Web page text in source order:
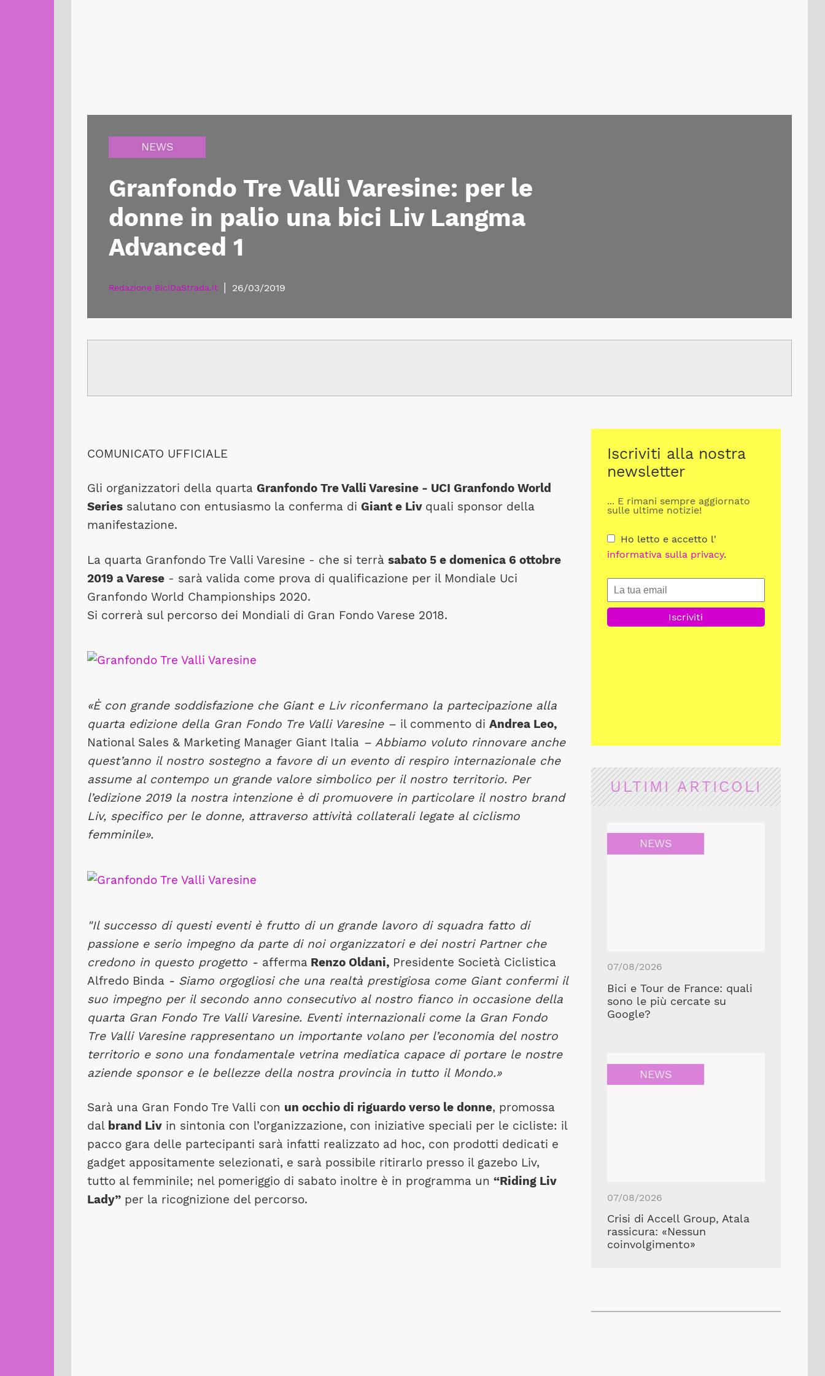
NEWS
Granfondo Tre Valli Varesine: per le
donne in palio una bici Liv Langma
Advanced 1
Redazione BiciDaStrada.it | 26/03/2019
COMUNICATO UFFICIALE
Gli organizzatori della quarta Granfondo Tre Valli Varesine - UCI Granfondo World
Series salutano con entusiasmo la conferma di Giant e Liv quali sponsor della
manifestazione.
La quarta Granfondo Tre Valli Varesine - che si terrà sabato 5 e domenica 6 ottobre
2019 a Varese - sarà valida come prova di qualificazione per il Mondiale Uci
Granfondo World Championships 2020.
Si correrà sul percorso dei Mondiali di Gran Fondo Varese 2018.
«È con grande soddisfazione che Giant e Liv riconfermano la partecipazione alla
quarta edizione della Gran Fondo Tre Valli Varesine – il commento di Andrea Leo,
National Sales & Marketing Manager Giant Italia – Abbiamo voluto rinnovare anche
quest’anno il nostro sostegno a favore di un evento di respiro internazionale che
assume al contempo un grande valore simbolico per il nostro territorio. Per
l’edizione 2019 la nostra intenzione è di promuovere in particolare il nostro brand
Liv, specifico per le donne, attraverso attività collaterali legate al ciclismo
femminile».
"Il successo di questi eventi è frutto di un grande lavoro di squadra fatto di
passione e serio impegno da parte di noi organizzatori e dei nostri Partner che
credono in questo progetto - afferma Renzo Oldani, Presidente Società Ciclistica
Alfredo Binda - Siamo orgogliosi che una realtà prestigiosa come Giant confermi il
suo impegno per il secondo anno consecutivo al nostro fianco in occasione della
quarta Gran Fondo Tre Valli Varesine. Eventi internazionali come la Gran Fondo
Tre Valli Varesine rappresentano un importante volano per l’economia del nostro
territorio e sono una fondamentale vetrina mediatica capace di portare le nostre
aziende sponsor e le bellezze della nostra provincia in tutto il Mondo.»
Sarà una Gran Fondo Tre Valli con un occhio di riguardo verso le donne, promossa
dal brand Liv in sintonia con l’organizzazione, con iniziative speciali per le cicliste: il
pacco gara delle partecipanti sarà infatti realizzato ad hoc, con prodotti dedicati e
gadget appositamente selezionati, e sarà possibile ritirarlo presso il gazebo Liv,
tutto al femminile; nel pomeriggio di sabato inoltre è in programma un “Riding Liv
Lady” per la ricognizione del percorso.
Iscriviti alla nostra
newsletter
... E rimani sempre aggiornato
sulle ultime notizie!
Ho letto e accetto l'
informativa sulla privacy.
ULTIMI ARTICOLI
NEWS
07/08/2026
Bici e Tour de France: quali
sono le più cercate su
Google?
NEWS
07/08/2026
Crisi di Accell Group, Atala
rassicura: «Nessun
coinvolgimento»